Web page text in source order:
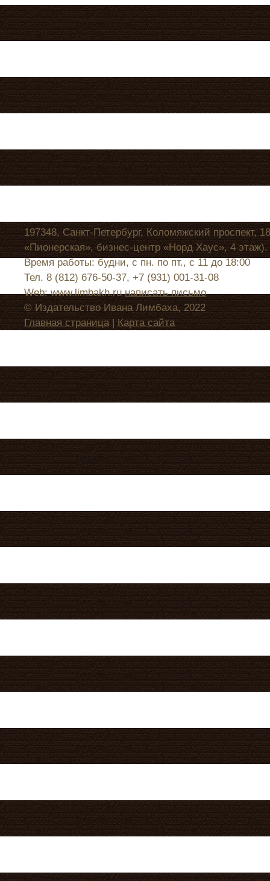
197348, Санкт-Петербург, Коломяжский
«Пионерская», бизнес-центр «Норд Хаус», 4 этаж).
Время работы: будни, с пн. по пт., с 11 до 18:00
Тел. 8 (812) 676-50-37, +7 (931) 001-31-08
Web: www.limbakh.ruнаписать письмо
© Издательство Ивана Лимбаха, 2022
Главная страница|Карта сайта